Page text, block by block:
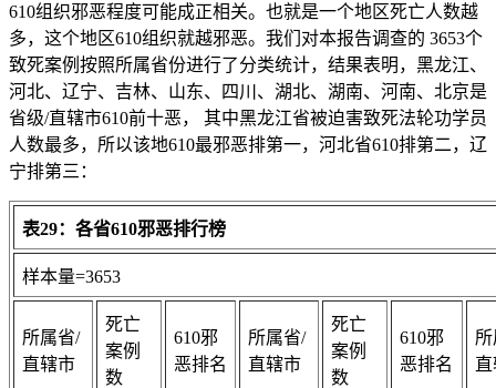
610组织邪恶程度可能成正相关。也就是一个地区死亡人数越
多，这个地区610组织就越邪恶。我们对本报告调查的 3653个
致死案例按照所属省份进行了分类统计，结果表明，黑龙江、
河北、辽宁、吉林、山东、四川、湖北、湖南、河南、北京是
省级/直辖市610前十恶， 其中黑龙江省被迫害致死法轮功学员
人数最多，所以该地610最邪恶排第一，河北省610排第二，辽
宁排第三：
表29：各省610邪恶排行榜
样本量=3653
所属省/
直辖市
死亡
案例
数
610邪
恶排名
所属省/
直辖市
死亡
案例
数
610邪
恶排名